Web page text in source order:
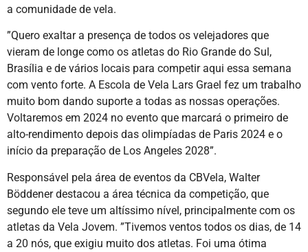
a comunidade de vela.
”Quero exaltar a presença de todos os velejadores que
vieram de longe como os atletas do Rio Grande do Sul,
Brasília e de vários locais para competir aqui essa semana
com vento forte. A Escola de Vela Lars Grael fez um trabalho
muito bom dando suporte a todas as nossas operações.
Voltaremos em 2024 no evento que marcará o primeiro de
alto-rendimento depois das olimpíadas de Paris 2024 e o
início da preparação de Los Angeles 2028”.
Responsável pela área de eventos da CBVela, Walter
Böddener destacou a área técnica da competição, que
segundo ele teve um altíssimo nível, principalmente com os
atletas da Vela Jovem. ”Tivemos ventos todos os dias, de 14
a 20 nós, que exigiu muito dos atletas. Foi uma ótima